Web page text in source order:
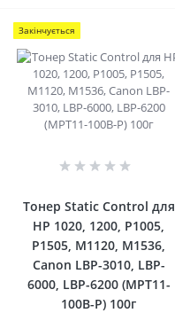
Закінчується
Тонер Static Control для
HP 1020, 1200, P1005,
P1505, M1120, M1536,
Canon LBP-3010, LBP-
6000, LBP-6200 (MPT11-
100B-P) 100г